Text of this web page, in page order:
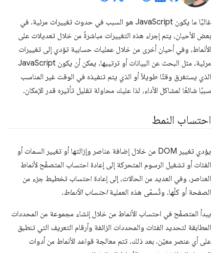
غالبًا ما يكون JavaScript هو السبب في حدوث تغييرات مرئية. في
بعض الأحيان، يتم إجراء هذه التغييرات مباشرةً من خلال تعديلات على
الأنماط، وفي أحيان أخرى من خلال عمليات حسابية تؤدي إلى تغييرات
مرئية، مثل البحث عن البيانات أو ترتيبها. يمكن أن يكون JavaScript
الذي يستغرق وقتًا طويلاً أو الذي يتم تنفيذه في الوقت غير المناسب
سببًا شائعًا لمشاكل الأداء، لذا عليك محاولة تقليل تأثيره قدر الإمكان.
احتساب النمط
يؤدي تغيير DOM من خلال إضافة عناصر وإزالتها أو تغيير السمات أو
الفئات أو تشغيل الرسوم المتحركة إلى إعادة احتساب المتصفّح لأنماط
العناصر، وفي العديد من الحالات، إلى إعادة احتساب تخطيط جزء من
الصفحة أو كلّها. وتُسمّى هذه العمليةاحتساب الأنماط.
يبدأ المتصفّح في احتساب الأنماط من خلال إنشاء مجموعة من المحددات
المطابقة لتحديد الفئات والمحددات الزائفة وأرقام التعريف التي تنطبق
على أي عنصر معيّن. بعد ذلك، تتم معالجة قواعد الأنماط من أدوات